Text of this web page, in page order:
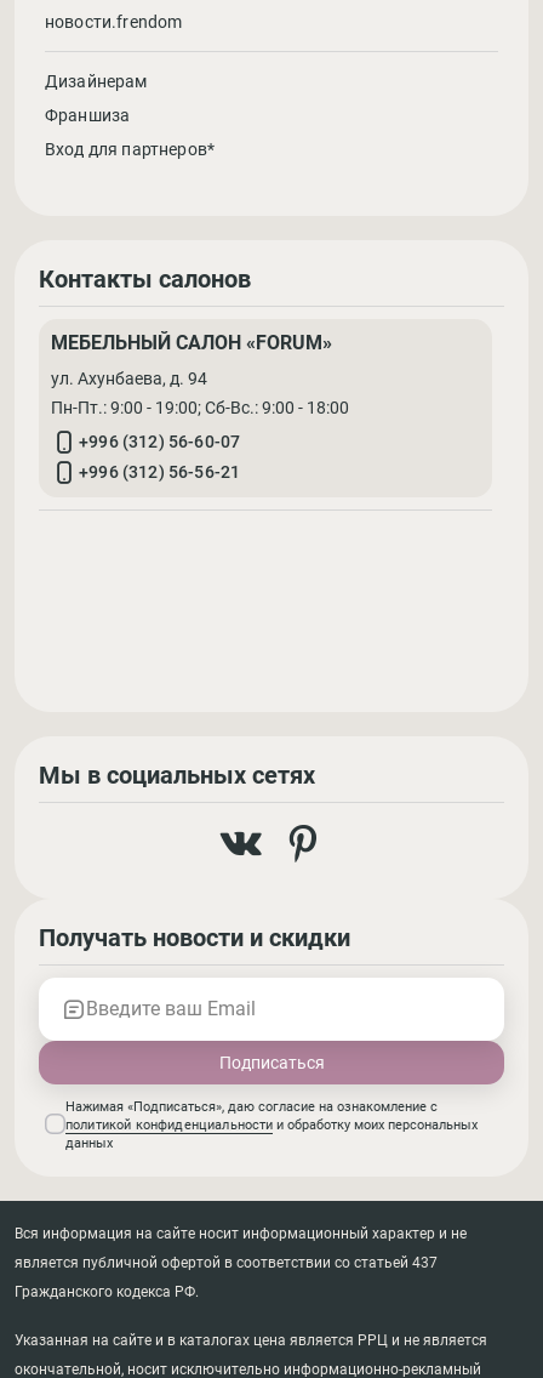
новости.frendom
Дизайнерам
Франшиза
Вход для партнеров*
Контакты салонов
МЕБЕЛЬНЫЙ САЛОН «FORUM»
ул. Ахунбаева, д. 94
Пн-Пт.: 9:00 - 19:00; Cб-Вс.: 9:00 - 18:00
+996 (312) 56-60-07
+996 (312) 56-56-21
Мы в социальных сетях
Получать новости и скидки
Введите ваш Email
Нажимая «Подписаться», даю согласие на ознакомление с
политикой конфиденциальности и обработку моих персональных
данных
Вся информация на сайте носит информационный характер и не
является публичной офертой в соответствии со статьей 437
Гражданского кодекса РФ.
Указанная на сайте и в каталогах цена является РРЦ и не является
окончательной, носит исключительно информационно-рекламный